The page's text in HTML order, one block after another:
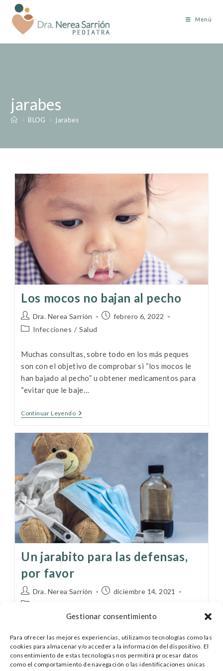
Gestionar consentimiento
Para ofrecer las mejores experiencias, utilizamos tecnologías como las
cookies para almacenar y/o acceder a la información del dispositivo. El
consentimiento de estas tecnologías nos permitirá procesar datos
como el comportamiento de navegación o las identificaciones únicas
Menú
jarabes
> BLOG > jarabes
Los mocos no bajan al pecho
Dra. Nerea Sarrión
febrero 6, 2022
Infecciones / Salud
Muchas consultas, sobre todo en los más peques
son con el objetivo de comprobar si “los mocos le
han bajado al pecho” u obtener medicamentos para
“evitar que le baje…
Continuar Leyendo
Un jarabito para las defensas,
por favor
Dra. Nerea Sarrión
diciembre 14, 2021
para los mocos”, un “jarabe para la tos”, un “jarabe
para aumentar el apetito” y… “¡un jarabe para
aumentar las defensas!” Y…